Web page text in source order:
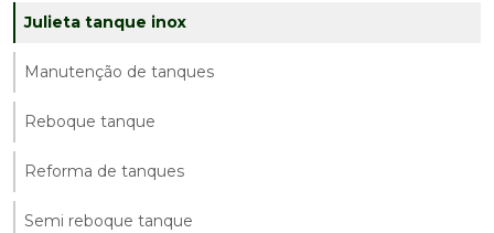
Julieta tanque inox
Manutenção de tanques
Reboque tanque
Reforma de tanques
Semi reboque tanque